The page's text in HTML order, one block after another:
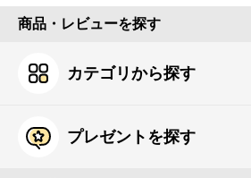
商品・レビューを探す
カテゴリから探す
プレゼントを探す